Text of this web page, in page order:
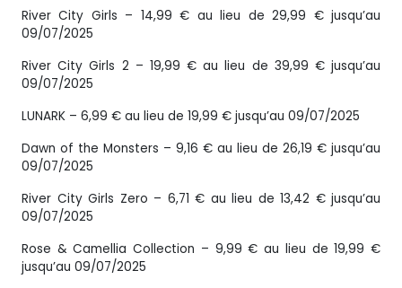
River City Girls – 14,99 € au lieu de 29,99 € jusqu’au
09/07/2025
River City Girls 2 – 19,99 € au lieu de 39,99 € jusqu’au
09/07/2025
LUNARK – 6,99 € au lieu de 19,99 € jusqu’au 09/07/2025
Dawn of the Monsters – 9,16 € au lieu de 26,19 € jusqu’au
09/07/2025
River City Girls Zero – 6,71 € au lieu de 13,42 € jusqu’au
09/07/2025
Rose & Camellia Collection – 9,99 € au lieu de 19,99 €
jusqu’au 09/07/2025